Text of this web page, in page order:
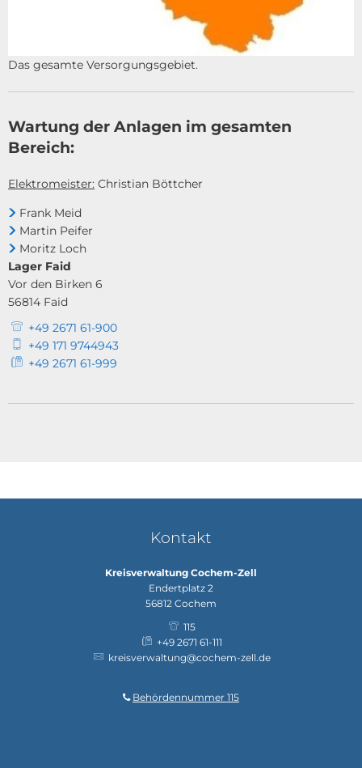
Das gesamte Versorgungsgebiet.
Wartung der Anlagen im gesamten
Bereich:
Elektromeister: Christian Böttcher
Frank Meid
Martin Peifer
Moritz Loch
Lager Faid
Vor den Birken 6
56814 Faid
+49 2671 61-900
+49 171 9744943
+49 2671 61-999
Kontakt
Kreisverwaltung Cochem-Zell
Endertplatz 2
56812 Cochem
115
+49 2671 61-111
kreisverwaltung@cochem-zell.de
Behördennummer 115